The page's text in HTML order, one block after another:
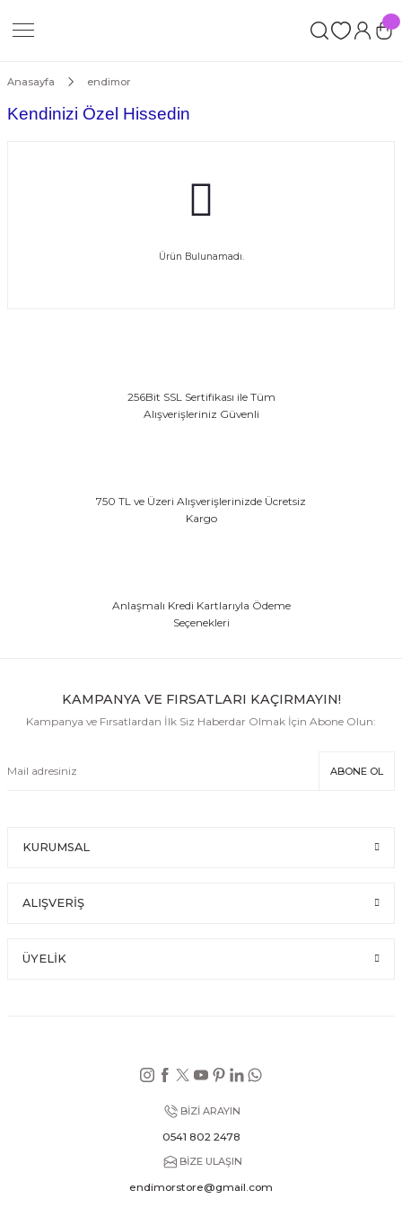
Anasayfa endimor
Kendinizi Özel Hissedin
Ürün Bulunamadı.
256Bit SSL Sertifikası ile Tüm
Alışverişleriniz Güvenli
750 TL ve Üzeri Alışverişlerinizde Ücretsiz
Kargo
Anlaşmalı Kredi Kartlarıyla Ödeme
Seçenekleri
KAMPANYA VE FIRSATLARI KAÇIRMAYIN!
Kampanya ve Fırsatlardan İlk Siz Haberdar Olmak İçin Abone Olun:
ABONE OL
KURUMSAL
ALIŞVERİŞ
ÜYELİK
BİZİ ARAYIN
0541 802 2478
BİZE ULAŞIN
endimorstore@gmail.com